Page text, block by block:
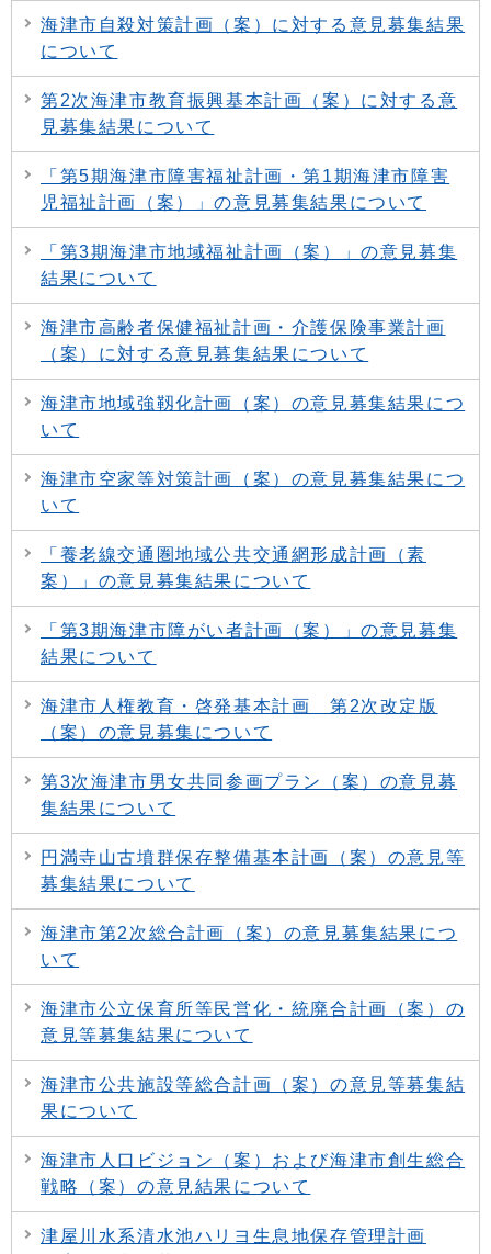
海津市自殺対策計画（案）に対する意見募集結果
について
第2次海津市教育振興基本計画（案）に対する意
見募集結果について
「第5期海津市障害福祉計画・第1期海津市障害
児福祉計画（案）」の意見募集結果について
「第3期海津市地域福祉計画（案）」の意見募集
結果について
海津市高齢者保健福祉計画・介護保険事業計画
（案）に対する意見募集結果について
海津市地域強靱化計画（案）の意見募集結果につ
いて
海津市空家等対策計画（案）の意見募集結果につ
いて
「養老線交通圏地域公共交通網形成計画（素
案）」の意見募集結果について
「第3期海津市障がい者計画（案）」の意見募集
結果について
海津市人権教育・啓発基本計画 第2次改定版
（案）の意見募集について
第3次海津市男女共同参画プラン（案）の意見募
集結果について
円満寺山古墳群保存整備基本計画（案）の意見等
募集結果について
海津市第2次総合計画（案）の意見募集結果につ
いて
海津市公立保育所等民営化・統廃合計画（案）の
意見等募集結果について
海津市公共施設等総合計画（案）の意見等募集結
果について
海津市人口ビジョン（案）および海津市創生総合
戦略（案）の意見結果について
津屋川水系清水池ハリヨ生息地保存管理計画